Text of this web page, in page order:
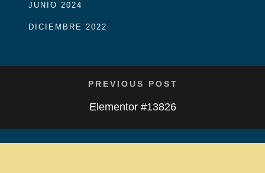
JUNIO 2024
DICIEMBRE 2022
PREVIOUS POST
Elementor #13826